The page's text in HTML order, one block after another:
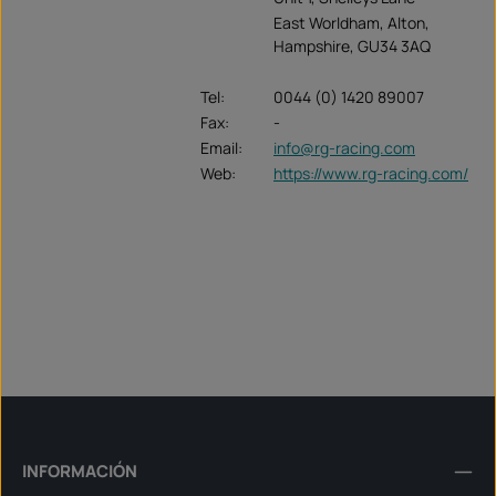
East Worldham, Alton,
Hampshire, GU34 3AQ
Tel:
0044 (0) 1420 89007
Fax:
-
Email:
info@rg-racing.com
Web:
https://www.rg-racing.com/
INFORMACIÓN